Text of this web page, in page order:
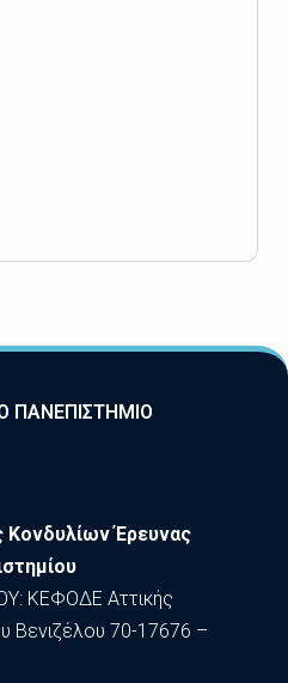
ΠΑΝΕΠΙΣΤΗΜΙΟ
Κονδυλίων Έρευνας
ΚΕΦΟΔΕ Αττικής
Βενιζέλου 70-17676 –